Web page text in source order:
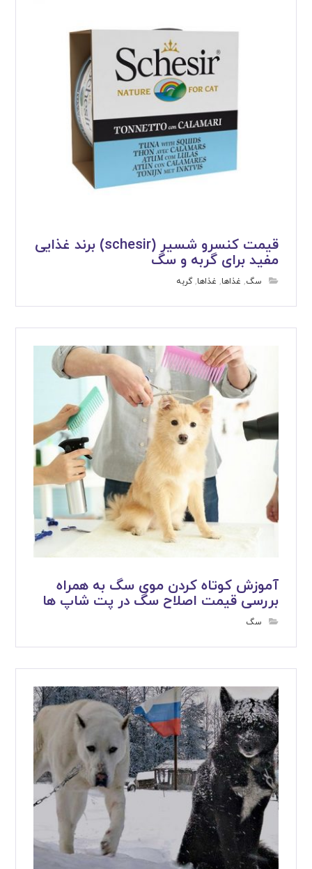
قیمت کنسرو شسیر (schesir) برند غذایی
مفید برای گربه و سگ
سگ, غذاها, غذاها,گربه
آموزش کوتاه کردن موی سگ به همراه
بررسی قیمت اصلاح سگ در پت شاپ ها
سگ